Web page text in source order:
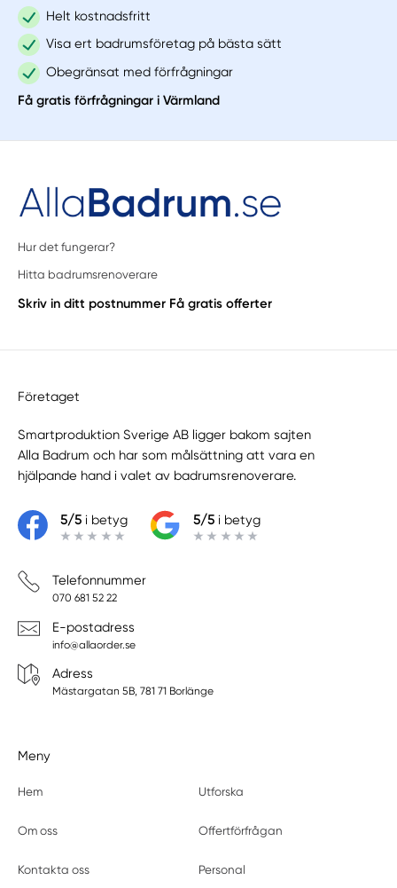
Helt kostnadsfritt
Visa ert badrumsföretag på bästa sätt
Obegränsat med förfrågningar
Få gratis förfrågningar i Värmland
Hur det fungerar?
Hitta badrumsrenoverare
Skriv in ditt postnummer Få gratis offerter
Företaget
Smartproduktion Sverige AB ligger bakom sajten
Alla Badrum och har som målsättning att vara en
hjälpande hand i valet av badrumsrenoverare.
5/5i betyg 5/5i betyg
Telefonnummer
070 681 52 22
E-postadress
info@allaorder.se
Adress
Mästargatan 5B, 781 71 Borlänge
Meny
Hem Utforska
Om oss Offertförfrågan
Kontakta oss Personal